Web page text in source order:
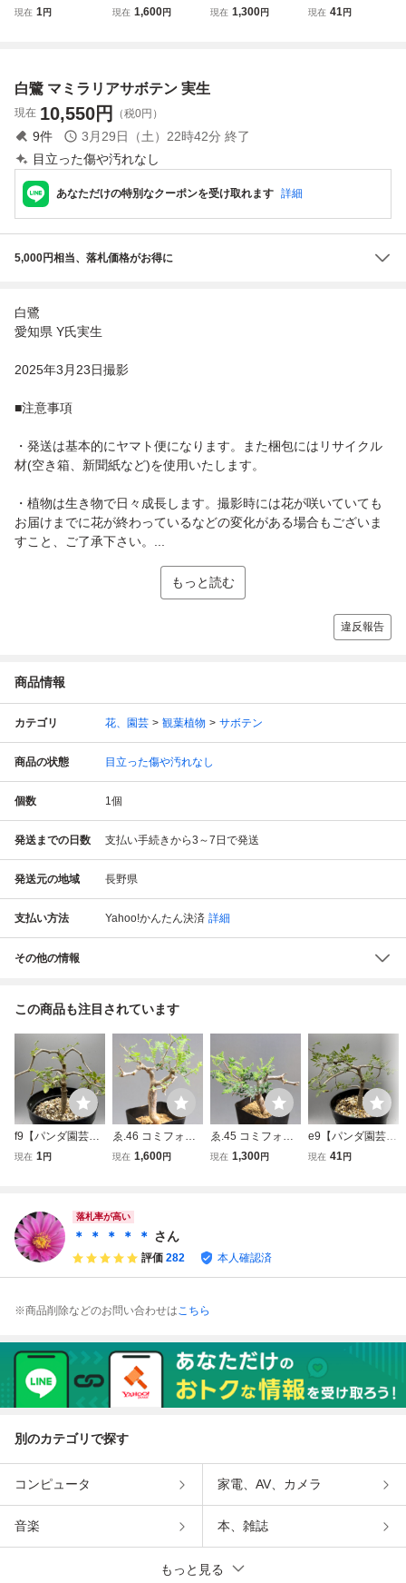
コミフォラ モンス
サボテン 観葉 落
ち葉
現在 1円
モンストローサ /
葉】
現在 1,600円
モンストローサ /
現在 1,300円
コミフォラ モンス
現在 41円
白鷺 マミラリアサボテン 実生
現在 10,550円 （税0円）
9件 3月29日（土）22時42分 終了
目立った傷や汚れなし
あなただけの特別なクーポンを受け取れます 詳細
5,000円相当、落札価格がお得に
白鷺
愛知県 Y氏実生
2025年3月23日撮影
■注意事項
・発送は基本的にヤマト便になります。また梱包にはリサイクル
材(空き箱、新聞紙など)を使用いたします。
・植物は生き物で日々成長します。撮影時には花が咲いていても
お届けまでに花が終わっているなどの変化がある場合もございま
すこと、ご了承下さい。...
もっと読む
違反報告
商品情報
カテゴリ 花、園芸 観葉植物 サボテン
商品の状態 目立った傷や汚れなし
個数 1個
発送までの日数 支払い手続きから3～7日で発送
発送元の地域 長野県
支払い方法 Yahoo!かんたん決済 詳細
その他の情報
この商品も注目されています
f9【パンダ園芸】
コミフォラ モンス
ーデックス 多肉
サボテン 観葉 落
ち葉
現在 1円
ゑ.46 コミフォラ
モンストローサ /
多肉 サボテン 観
葉】
現在 1,600円
ゑ.45 コミフォラ
モンストローサ /
現在 1,300円
e9【パンダ園芸】
コミフォラ モンス
現在 41円
落札率が高い
＊ ＊ ＊ ＊ ＊ さん
評価 282 本人確認済
※商品削除などのお問い合わせはこちら
別のカテゴリで探す
コンピュータ 家電、AV、カメラ
音楽 本、雑誌
もっと見る